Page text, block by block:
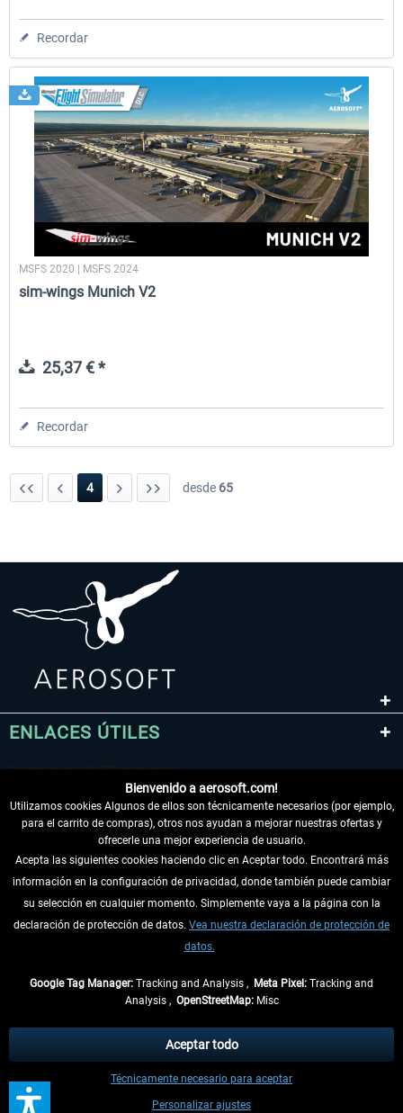
Recordar
MSFS 2020 | MSFS 2024
sim-wings Munich V2
25,37 € *
Recordar
4 desde 65
ENLACES ÚTILES
DESISTIR DEL CONTRATO
INFORMACIÓN
tasas de recepción si no se describe lo contrario
** De aplicación a envíos dentro de Alemania. Los plazos de envío para los
demás países se pueden consultar en lainformación de envío
Bienvenido a aerosoft.com!
Utilizamos cookies Algunos de ellos son técnicamente necesarios (por ejemplo,
para el carrito de compras), otros nos ayudan a mejorar nuestras ofertas y
ofrecerle una mejor experiencia de usuario.
Acepta las siguientes cookies haciendo clic en Aceptar todo. Encontrará más
información en la configuración de privacidad, donde también puede cambiar
su selección en cualquier momento. Simplemente vaya a la página con la
declaración de protección de datos. Vea nuestra declaración de protección de
datos.
Google Tag Manager: Tracking and Analysis , Meta Pixel: Tracking and
Analysis , OpenStreetMap:Misc
Personalizar ajustes
Técnicamente necesario para aceptar
Aceptar todo